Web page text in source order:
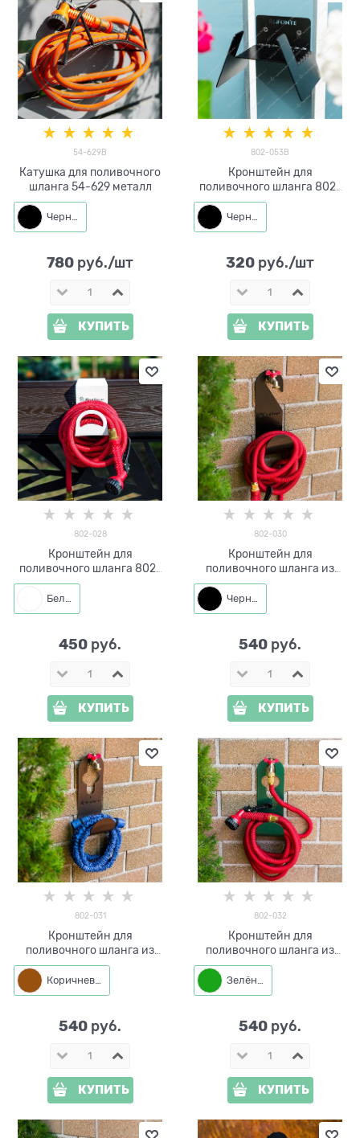
54-629B
Катушка для поливочного
шланга 54-629 металл
Черный
780 руб./шт
КУПИТЬ
802-053B
Кронштейн для
поливочного шланга 802-
053 металл
Черный
320 руб./шт
КУПИТЬ
802-028
Кронштейн для
поливочного шланга 802-
028 металлический
Белый
450 руб.
КУПИТЬ
802-030
Кронштейн для
поливочного шланга из
металла 802-030
Черный
540 руб.
КУПИТЬ
802-031
Кронштейн для
поливочного шланга из
металла 802-031
Коричневый
540 руб.
КУПИТЬ
802-032
Кронштейн для
поливочного шланга из
металла 802-032
Зелёный
540 руб.
КУПИТЬ